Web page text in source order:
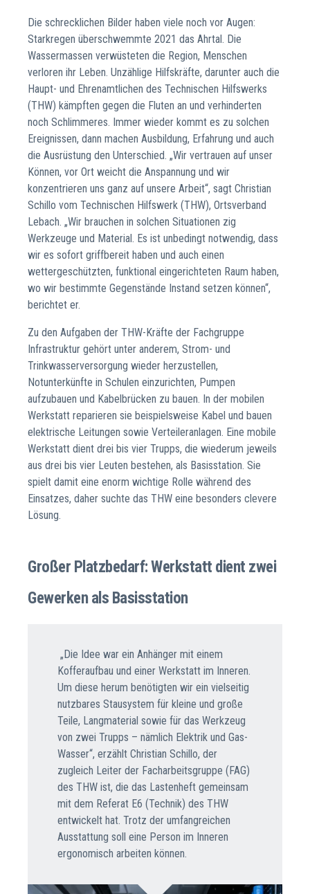
Die schrecklichen Bilder haben viele noch vor Augen:
Starkregen überschwemmte 2021 das Ahrtal. Die
Wassermassen verwüsteten die Region, Menschen
verloren ihr Leben. Unzählige Hilfskräfte, darunter auch die
Haupt- und Ehrenamtlichen des Technischen Hilfswerks
(THW) kämpften gegen die Fluten an und verhinderten
noch Schlimmeres. Immer wieder kommt es zu solchen
Ereignissen, dann machen Ausbildung, Erfahrung und auch
die Ausrüstung den Unterschied. „Wir vertrauen auf unser
Können, vor Ort weicht die Anspannung und wir
konzentrieren uns ganz auf unsere Arbeit“, sagt Christian
Schillo vom Technischen Hilfswerk (THW), Ortsverband
Lebach. „Wir brauchen in solchen Situationen zig
Werkzeuge und Material. Es ist unbedingt notwendig, dass
wir es sofort griffbereit haben und auch einen
wettergeschützten, funktional eingerichteten Raum haben,
wo wir bestimmte Gegenstände Instand setzen können“,
berichtet er.
Zu den Aufgaben der THW-Kräfte der Fachgruppe
Infrastruktur gehört unter anderem, Strom- und
Trinkwasserversorgung wieder herzustellen,
Notunterkünfte in Schulen einzurichten, Pumpen
aufzubauen und Kabelbrücken zu bauen. In der mobilen
Werkstatt reparieren sie beispielsweise Kabel und bauen
elektrische Leitungen sowie Verteileranlagen. Eine mobile
Werkstatt dient drei bis vier Trupps, die wiederum jeweils
aus drei bis vier Leuten bestehen, als Basisstation. Sie
spielt damit eine enorm wichtige Rolle während des
Einsatzes, daher suchte das THW eine besonders clevere
Lösung.
Großer Platzbedarf: Werkstatt dient zwei
Gewerken als Basisstation
„Die Idee war ein Anhänger mit einem
Kofferaufbau und einer Werkstatt im Inneren.
Um diese herum benötigten wir ein vielseitig
nutzbares Stausystem für kleine und große
Teile, Langmaterial sowie für das Werkzeug
von zwei Trupps – nämlich Elektrik und Gas-
Wasser“, erzählt Christian Schillo, der
zugleich Leiter der Facharbeitsgruppe (FAG)
des THW ist, die das Lastenheft gemeinsam
mit dem Referat E6 (Technik) des THW
entwickelt hat. Trotz der umfangreichen
Ausstattung soll eine Person im Inneren
ergonomisch arbeiten können.